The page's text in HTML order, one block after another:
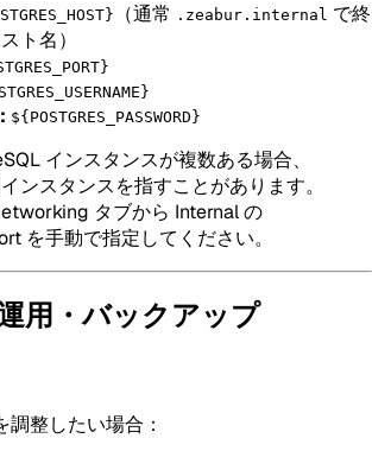
（通常 .zeabur.internal で終
ト名）
${POSTGRES_PASSWORD}
インスタンスが複数ある場合、
ンスタンスを指すことがあります。
タブから Internal の
を手動で指定してください。
用・バックアップ
整したい場合：